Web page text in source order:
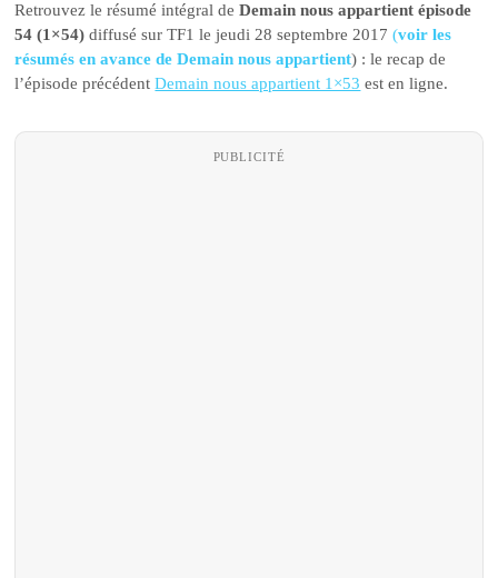
Retrouvez le résumé intégral deDemain nous appartient épisode
54 (1×54)diffusé sur TF1 le jeudi 28 septembre 2017(voir les
résumés en avance de Demain nous appartient) : le recap de
l’épisode précédentDemain nous appartient 1×53 est en ligne.
PUBLICITÉ